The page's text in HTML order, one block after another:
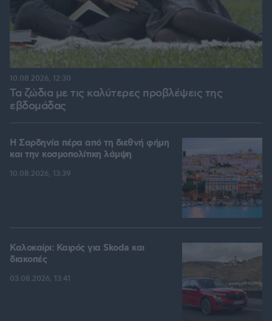
Τα ζώδια με τις καλύτερες προβλέψεις της
εβδομάδας
10.08.2026, 12:30
Η Σαρδηνία πέρα από τη διεθνή φήμη
και την κοσμοπολίτικη λάμψη
10.08.2026, 13:39
Καλοκαίρι: Καιρός για Skoda και
διακοπές
03.08.2026, 13:41